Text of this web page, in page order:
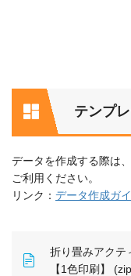
テンプ
データを作成する際は
ご利用ください。
リンク： データ作成ガ
折り畳みアク
【1色印刷】